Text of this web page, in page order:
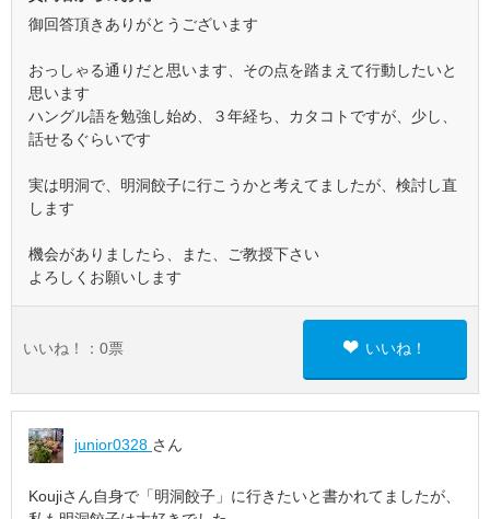
御回答頂きありがとうございます
おっしゃる通りだと思います、その点を踏まえて行動したいと
思います
ハングル語を勉強し始め、３年経ち、カタコトですが、少し、
話せるぐらいです
実は明洞で、明洞餃子に行こうかと考えてましたが、検討し直
します
機会がありましたら、また、ご教授下さい
よろしくお願いします
いいね！： 0票 いいね！
junior0328 さん
Koujiさん自身で「明洞餃子」に行きたいと書かれてましたが、